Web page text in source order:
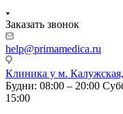
Заказать звонок
help@primamedica.ru
Клиника у м.
Будни: 08:00 – 20:00
15:00